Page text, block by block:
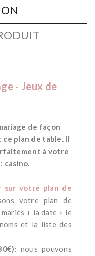
- Jeux de
de façon
plan de table. Il
à votre
casino.
sur votre plan de
votre plan de
+ la date + le
et la liste des
nous pouvons